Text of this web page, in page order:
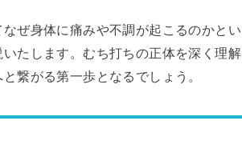
ぜ身体に痛みや不調が起こるのかとい
たします。むち打ちの正体を深く理解
繋がる第一歩となるでしょう。